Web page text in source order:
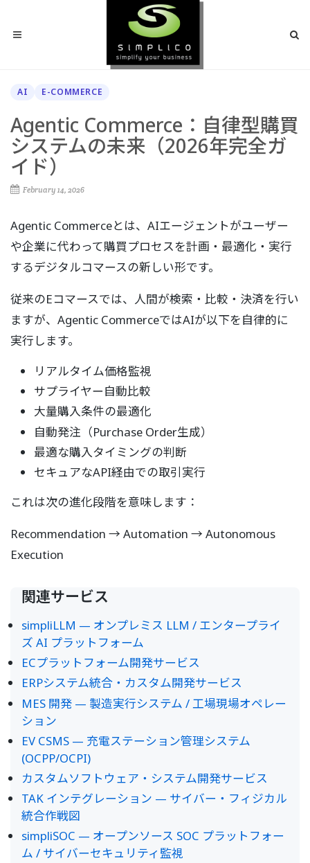
AI E-COMMERCE
Agentic Commerce：自律型購買
システムの未来（2026年完全ガ
イド）
February 14, 2026
Agentic Commerceとは、AIエージェントがユーザー
や企業に代わって購買プロセスを計画・最適化・実行
するデジタルコマースの新しい形です。
従来のEコマースでは、人間が検索・比較・決済を行い
ますが、Agentic CommerceではAIが以下を自律的に
実行します。
リアルタイム価格監視
サプライヤー自動比較
大量購入条件の最適化
自動発注（Purchase Order生成）
最適な購入タイミングの判断
セキュアなAPI経由での取引実行
これは次の進化段階を意味します：
Recommendation → Automation → Autonomous
Execution
関連サービス
simpliLLM — オンプレミス LLM / エンタープライ
ズ AI プラットフォーム
ECプラットフォーム開発サービス
ERPシステム統合・カスタム開発サービス
MES 開発 — 製造実行システム / 工場現場オペレー
ション
EV CSMS — 充電ステーション管理システム
(OCPP/OCPI)
カスタムソフトウェア・システム開発サービス
TAK インテグレーション — サイバー・フィジカル
統合作戦図
simpliSOC — オープンソース SOC プラットフォー
ム / サイバーセキュリティ監視